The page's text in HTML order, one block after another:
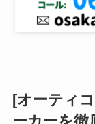
[オーティ